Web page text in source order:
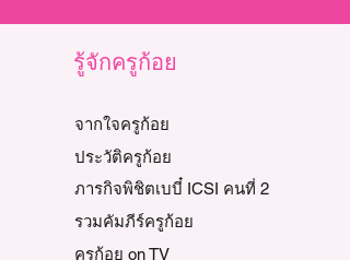
รู้จักครูก้อย
จากใจครูก้อย
ประวัติครูก้อย
ภารกิจพิชิตเบบี๋ ICSI คนที่ 2
รวมคัมภีร์ครูก้อย
ครูก้อย on TV